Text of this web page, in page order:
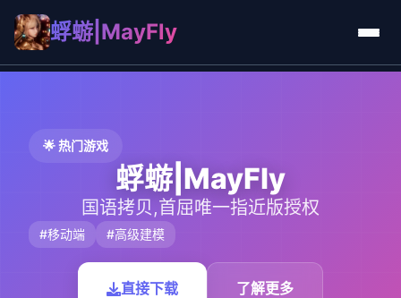
蜉蝣|MayFly
🌟 热门游戏
蜉蝣|MayFly
国语拷贝,首屈唯一指近版授权
#移动端 #高级建模
直接下载 了解更多